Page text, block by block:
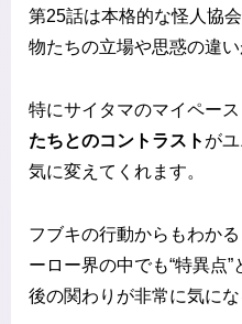
第25話は本格的な怪人協
物たちの立場や思惑の違い
特にサイタマのマイペース
たちとのコントラスト が
気に変えてくれます。
フブキの行動からもわか
ーロー界の中でも“特異点
後の関わりが非常に気にな